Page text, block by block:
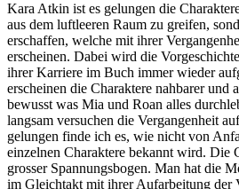
Kara Atkin ist es gelungen die
aus dem luftleeren Raum zu greifen,
erschaffen, welche mit ihrer
erscheinen. Dabei wird die
ihrer Karriere im Buch immer wieder
erscheinen die Charaktere nahbarer und
bewusst was Mia und Roan alles
langsam versuchen die Vergangenheit
gelungen finde ich es, wie nicht von
einzelnen Charaktere bekannt wird. Die
grosser Spannungsbogen. Man hat die
im Gleichtakt mit ihrer Aufarbeitung der